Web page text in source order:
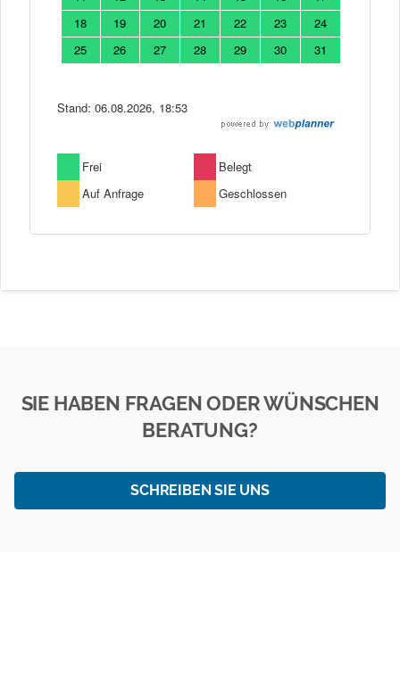
SIE HABEN FRAGEN ODER WÜNSCHEN
BERATUNG?
SCHREIBEN SIE UNS